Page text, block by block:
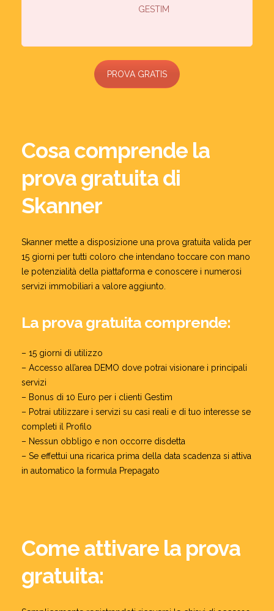
GESTIM
PROVA GRATIS
Cosa comprende la
prova gratuita di
Skanner
Skanner mette a disposizione una prova gratuita valida per
15 giorni per tutti coloro che intendano toccare con mano
le potenzialità della piattaforma e conoscere i numerosi
servizi immobiliari a valore aggiunto.
La prova gratuita comprende:
– 15 giorni di utilizzo
– Accesso all’area DEMO dove potrai visionare i principali
servizi
– Bonus di 10 Euro per i clienti Gestim
– Potrai utilizzare i servizi su casi reali e di tuo interesse se
completi il Profilo
– Nessun obbligo e non occorre disdetta
– Se effettui una ricarica prima della data scadenza si attiva
in automatico la formula Prepagato
Come attivare la prova
gratuita: